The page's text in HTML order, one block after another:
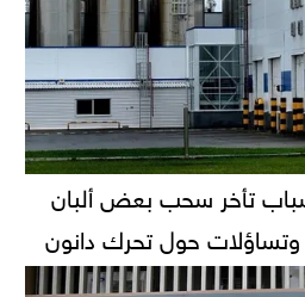
تأخر سحب بعض ألبان
حول تحرك دانون